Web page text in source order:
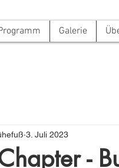
Galerie
-
3. Juli 2023